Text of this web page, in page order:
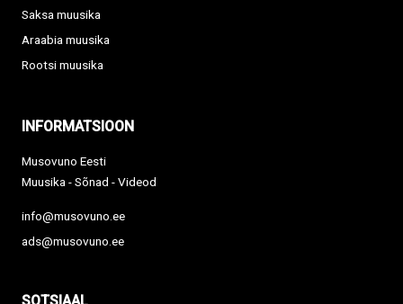
Saksa muusika
Araabia muusika
Rootsi muusika
INFORMATSIOON
Musovuno Eesti
Muusika - Sõnad - Videod
info@musovuno.ee
ads@musovuno.ee